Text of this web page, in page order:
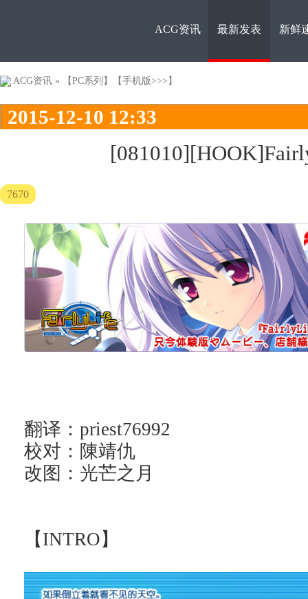
ACG资
ACG资讯 最新发表 新鲜
ACG资讯 » 【PC系列】 【手机版>>>】
2015-12-10 12:33
7670
翻译：priest76992
校对：陳靖仇
改图：光芒之月
【INTRO】